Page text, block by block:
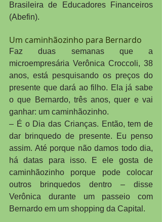
Brasileira de Educadores Financeiros
(Abefin).
Um caminhãozinho para Bernardo
Faz duas semanas que a
microempresária Verônica Croccoli, 38
anos, está pesquisando os preços do
presente que dará ao filho. Ela já sabe
o que Bernardo, três anos, quer e vai
ganhar: um caminhãozinho.
– É o Dia das Crianças. Então, tem de
dar brinquedo de presente. Eu penso
assim. Até porque não damos todo dia,
há datas para isso. E ele gosta de
caminhãozinho porque pode colocar
outros brinquedos dentro – disse
Verônica durante um passeio com
Bernardo em um shopping da Capital.